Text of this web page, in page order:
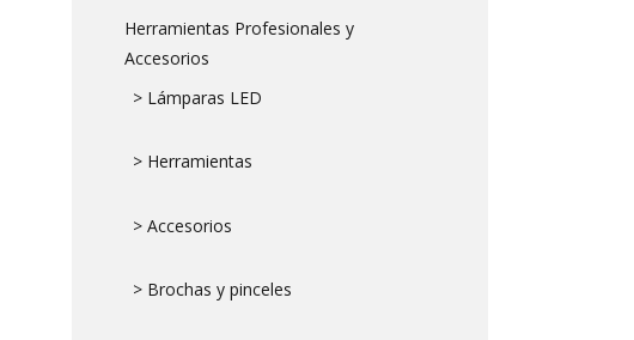
Herramientas Profesionales y
Accesorios
> Lámparas LED
> Herramientas
> Accesorios
> Brochas y pinceles